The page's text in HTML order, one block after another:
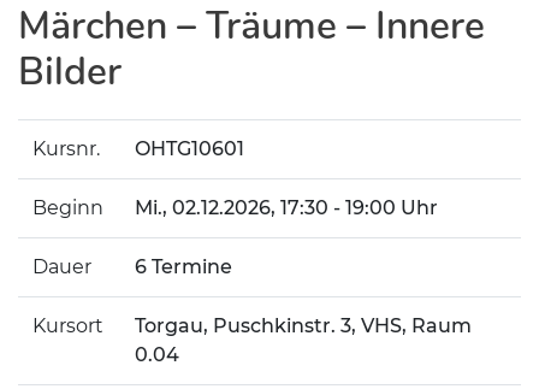
Märchen – Träume – Innere
Bilder
Kursnr. OHTG10601
Beginn Mi., 02.12.2026, 17:30 - 19:00 Uhr
Dauer 6 Termine
Kursort
Torgau, Puschkinstr. 3, VHS, Raum
0.04